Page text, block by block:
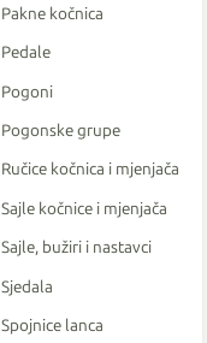
Pakne kočnica
Pedale
Pogoni
Pogonske grupe
Ručice kočnica i mjenjača
Sajle kočnice i mjenjača
Sajle, bužiri i nastavci
Sjedala
Spojnice lanca